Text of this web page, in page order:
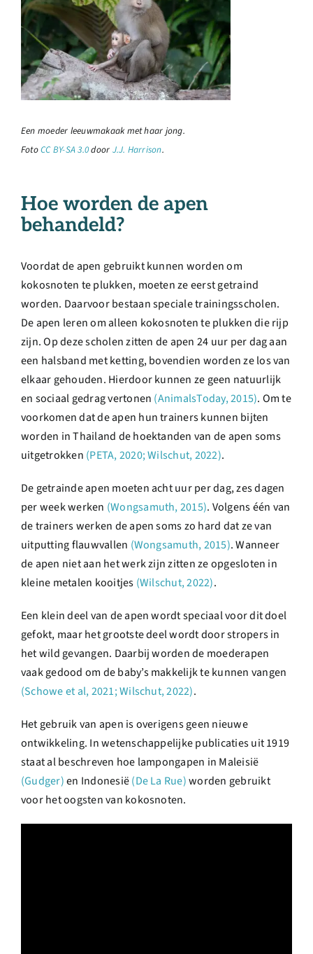
Een moeder leeuwmakaak met haar jong.
FotoCC BY-SA 3.0door J.J. Harrison.
Hoe worden de apen
behandeld?
Voordat de apen gebruikt kunnen worden om
kokosnoten te plukken, moeten ze eerst getraind
worden. Daarvoor bestaan speciale trainingsscholen.
De apen leren om alleen kokosnoten te plukken die rijp
zijn. Op deze scholen zitten de apen 24 uur per dag aan
een halsband met ketting, bovendien worden ze los van
elkaar gehouden. Hierdoor kunnen ze geen natuurlijk
en sociaal gedrag vertonen (AnimalsToday, 2015). Om te
voorkomen dat de apen hun trainers kunnen bijten
worden in Thailand de hoektanden van de apen soms
uitgetrokken (PETA, 2020; Wilschut, 2022).
De getrainde apen moeten acht uur per dag, zes dagen
per week werken (Wongsamuth, 2015). Volgens één van
de trainers werken de apen soms zo hard dat ze van
uitputting flauwvallen (Wongsamuth, 2015). Wanneer
de apen niet aan het werk zijn zitten ze opgesloten in
kleine metalen kooitjes (Wilschut, 2022).
Een klein deel van de apen wordt speciaal voor dit doel
gefokt, maar het grootste deel wordt door stropers in
het wild gevangen. Daarbij worden de moederapen
vaak gedood om de baby’s makkelijk te kunnen vangen
(Schowe et al, 2021; Wilschut, 2022).
Het gebruik van apen is overigens geen nieuwe
ontwikkeling. In wetenschappelijke publicaties uit 1919
staat al beschreven hoe lampongapen in Maleisië
(Gudger)en Indonesië(De La Rue)worden gebruikt
voor het oogsten van kokosnoten.